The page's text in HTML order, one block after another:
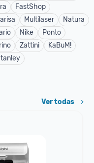
FastShop
Multilaser
Natura
Nike
Ponto
Zattini
KaBuM!
Ver todas